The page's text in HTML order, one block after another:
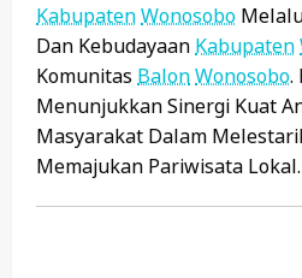
KabupatenWonosobo
Dan Kebudayaan Kabupaten
Komunitas BalonWonosobo.
Menunjukkan Sinergi Kuat
Masyarakat Dalam
Memajukan Pariwisata Lokal.